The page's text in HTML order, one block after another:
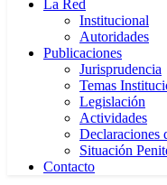
La Red
Institucional
Autoridades
Publicaciones
Jurisprudencia
Temas
Legislación
Actividades
Declaraciones
Situación
Contacto